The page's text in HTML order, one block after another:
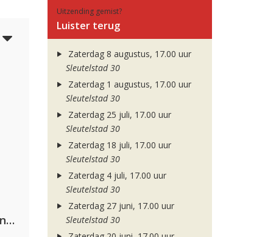
Kriss Kross Amsterdam, Luísa Sonza & Willy William
Uitzending gemist?
Luister terug
Zaterdag 8 augustus, 17.00 uur
Sleutelstad 30
Zaterdag 1 augustus, 17.00 uur
Sleutelstad 30
Zaterdag 25 juli, 17.00 uur
Sleutelstad 30
Zaterdag 18 juli, 17.00 uur
Sleutelstad 30
Zaterdag 4 juli, 17.00 uur
Sleutelstad 30
Zaterdag 27 juni, 17.00 uur
Sleutelstad 30